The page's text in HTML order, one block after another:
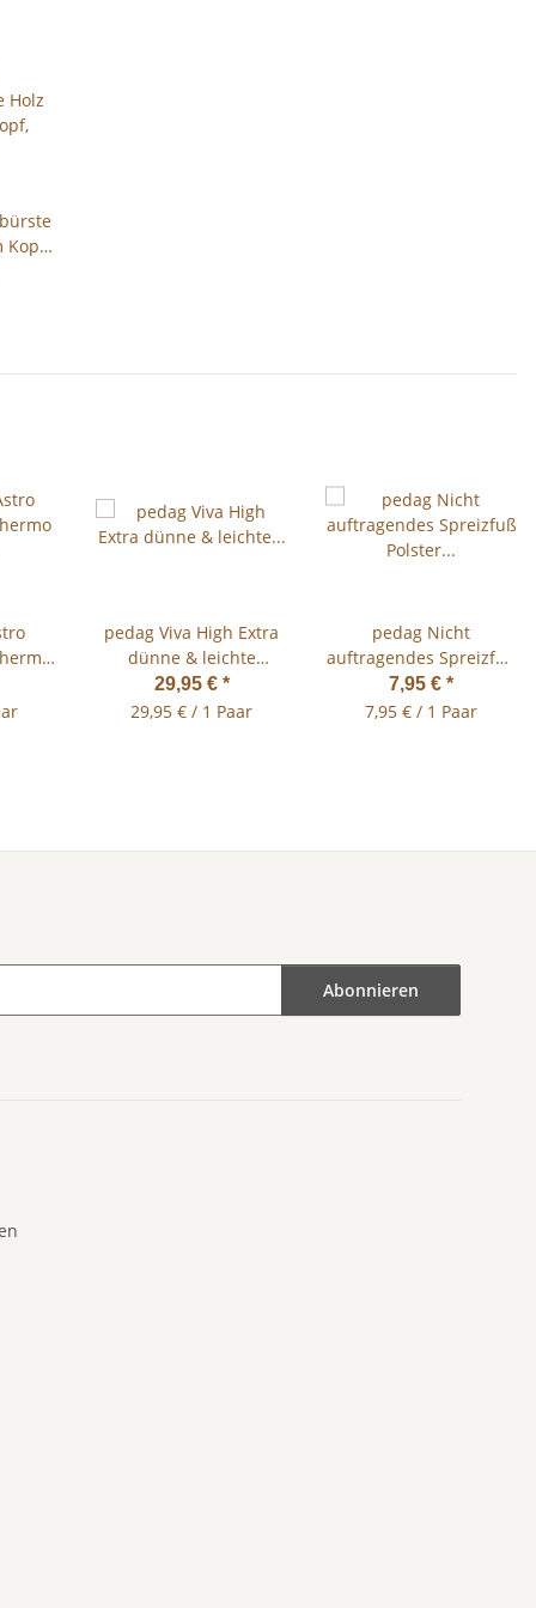
Kopf,
x
pedag Viva High Extra
dünne & leichte
Hohlfuß Schuheinlage
Gr.35-46
29,95 € *
29,95 € / 1 Paar
pedag Nicht
auftragendes Spreizfuß
Polster Lederpelotte T-
Form BRAUN
7,95 € *
7,95 € / 1 Paar
Abonnieren